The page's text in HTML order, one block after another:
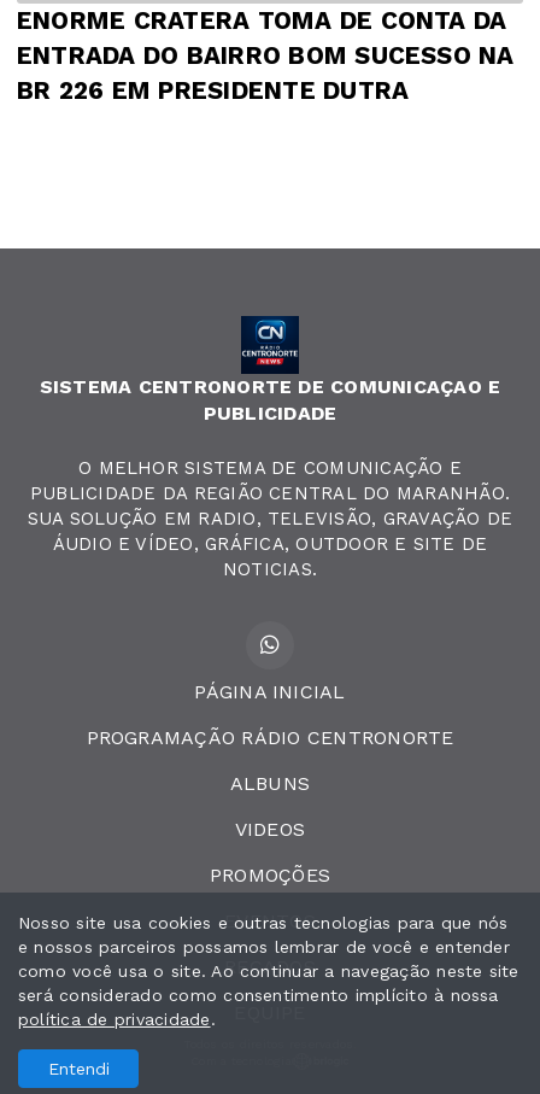
ENORME CRATERA TOMA DE CONTA DA
ENTRADA DO BAIRRO BOM SUCESSO NA
BR 226 EM PRESIDENTE DUTRA
SISTEMA CENTRONORTE DE COMUNICAÇAO E
PUBLICIDADE
O MELHOR SISTEMA DE COMUNICAÇÃO E
PUBLICIDADE DA REGIÃO CENTRAL DO MARANHÃO.
SUA SOLUÇÃO EM RADIO, TELEVISÃO, GRAVAÇÃO DE
ÁUDIO E VÍDEO, GRÁFICA, OUTDOOR E SITE DE
NOTICIAS.
PÁGINA INICIAL
PROGRAMAÇÃO RÁDIO CENTRONORTE
ALBUNS
VIDEOS
PROMOÇÕES
EVENTOS
RECADOS
Nosso site usa cookies e outras tecnologias para que nós
e nossos parceiros possamos lembrar de você e entender
como você usa o site. Ao continuar a navegação neste site
será considerado como consentimento implícito à nossa
política de privacidade.
Entendi